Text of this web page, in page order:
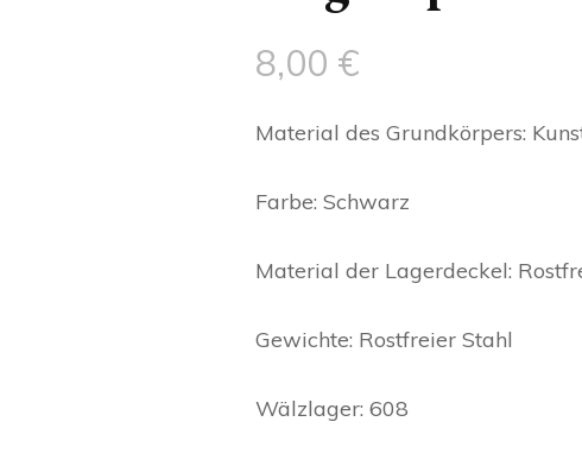
8,00 €
Material des Grundkörpers:
Farbe: Schwarz
Material der Lagerdeckel:
Gewichte: Rostfreier Stahl
Wälzlager: 608